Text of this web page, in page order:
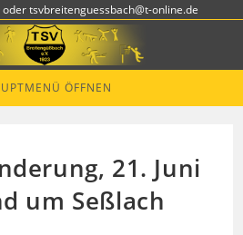
tsvbreitenguessbach@t-online.de
ÖFFNEN
21. Juni
um Seßlach